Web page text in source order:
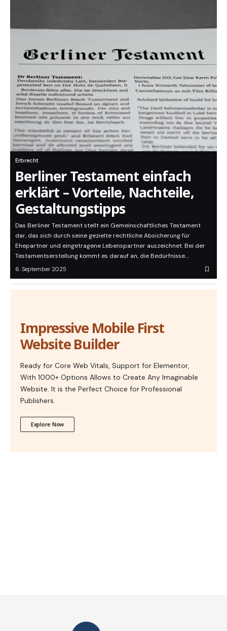
Erbrecht
Berliner Testament einfach
erklärt – Vorteile, Nachteile,
Gestaltungstipps
Das Berliner Testament stellt ein Gemeinschaftliches Testament
dar, das sich durch seine gezielte rechtliche Absicherung für
Ehepartner und eingetragene Lebenspartner auszeichnet. Bei der
Testamentserstellung kommt es darauf an, die Bedürfnisse…
6. September 2025
Impressive Mobile First
Website Builder
Ready for Core Web Vitals, Support for Elementor,
With 1000+ Options Allows to Create Any Imaginable
Website. It is the Perfect Choice for Professional
Publishers.
Explore Now